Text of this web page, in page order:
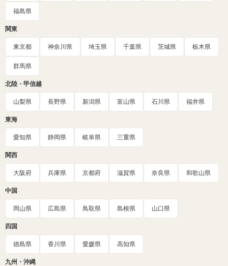
福島県
関東
東京都 神奈川県 埼玉県 千葉県 茨城県 栃木県
群馬県
北陸・甲信越
山梨県 長野県 新潟県 富山県 石川県 福井県
東海
愛知県 静岡県 岐阜県 三重県
関西
大阪府 兵庫県 京都府 滋賀県 奈良県 和歌山県
中国
岡山県 広島県 鳥取県 島根県 山口県
四国
徳島県 香川県 愛媛県 高知県
九州・沖縄